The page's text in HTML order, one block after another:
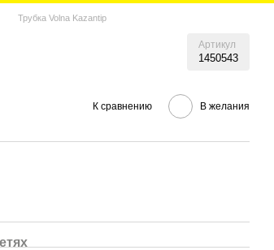
Трубка Volna Kazantip
Артикул
1450543
К сравнению В желания